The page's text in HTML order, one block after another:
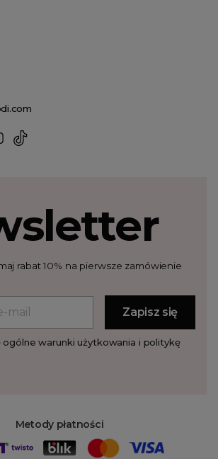
Metody płatności
rabat 10% na pierwsze zamówienie
warunki użytkowania i politykę